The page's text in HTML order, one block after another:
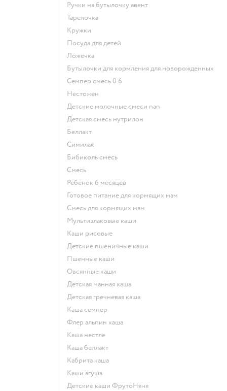
ручки на бутылочку авент
тарелочка
кружки
посуда для детей
ложечка
бутылочки для кормления для новорожденных
семпер смесь 0 6
нестожен
Детские молочные смеси nan
детская смесь нутрилон
беллакт
симилак
бибиколь смесь
смесь
ребенок 6 месяцев
готовое питание для кормящих мам
смесь для кормящих мам
Мультизлаковые каши
Каши рисовые
Детские пшеничные каши
Пшенные каши
овсянные каши
детская манная каша
детская гречневая каша
каша семпер
флер альпин каша
каша нестле
каша беллакт
кабрита каша
каши агуша
Детские каши ФрутоНяня